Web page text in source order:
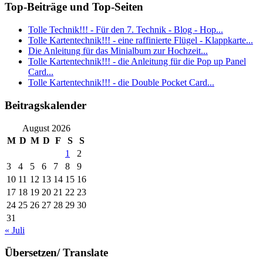
Top-Beiträge und Top-Seiten
Tolle Technik!!! - Für den 7. Technik - Blog - Hop...
Tolle Kartentechnik!!! - eine raffinierte Flügel - Klappkarte...
Die Anleitung für das Minialbum zur Hochzeit...
Tolle Kartentechnik!!! - die Anleitung für die Pop up Panel
Card...
Tolle Kartentechnik!!! - die Double Pocket Card...
Beitragskalender
August 2026
M D M D F S
S
1
2
3
4 5 6 7 8
9
10 11 12 13 14 15 16
17 18 19 20 21 22 23
24 25 26 27 28 29 30
31
« Juli
Übersetzen/ Translate